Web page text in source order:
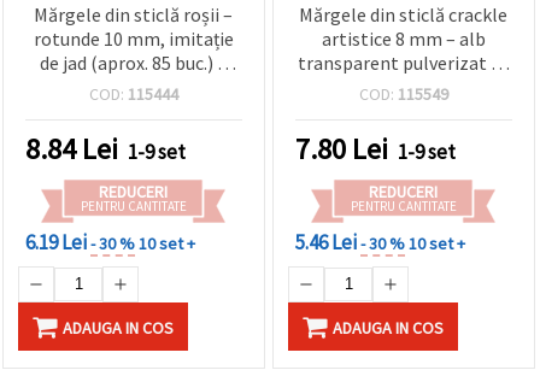
Mărgele din sticlă roșii –
rotunde 10 mm, imitație
de jad (aprox. 85 buc.) –
perfecte pentru
proiecte creative DIY
COD: 115444
8.84Lei 1-9 set
REDUCERI
PENTRU CANTITATE
6.19 Lei- 30 %10 set +
ADAUGA IN COS
Mărgele din sticlă crackle
artistice 8 mm – alb
transparent pulverizat cu
vopsea roșie, gaură 1 mm,
pentru bijuterii
îndrăznețe
COD: 115549
7.80 Lei 1-9 set
REDUCERI
PENTRU CANTITATE
5.46 Lei- 30 %10 set +
ADAUGA IN COS